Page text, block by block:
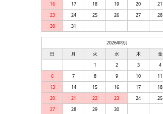
16
17 18 19 20 21
23
24 25 26 27 28
30
31
2026年9月
日
月 火 水 木 金
1
2 3 4
6
7 8 9 10 11
13
14 15 16 17 18
20
21 22 23 24 25
27
28 29 30